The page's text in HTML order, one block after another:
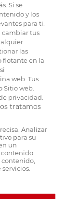
Si se
y los
para ti.
cambiar tus
las
flotante en la
web. Tus
Sitio web.
privacidad.
tratamos
Analizar
para su
un
contenido